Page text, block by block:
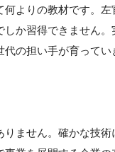
よりの教材です。
か習得できません
の担い手が育ってい
ません。確かな技